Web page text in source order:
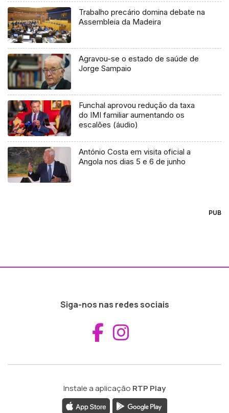
Trabalho precário domina debate na
Assembleia da Madeira
Agravou-se o estado de saúde de
Jorge Sampaio
Funchal aprovou redução da taxa
do IMI familiar aumentando os
escalões (áudio)
António Costa em visita oficial a
Angola nos dias 5 e 6 de junho
PUB
Siga-nos nas redes sociais
Aceder ao
Instale a aplicação RTP Play